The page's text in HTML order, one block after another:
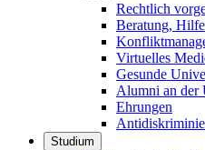
Rechtlich
Beratung,
Virtuelles
Gesunde
Alumni an der
Ehrungen
Studium